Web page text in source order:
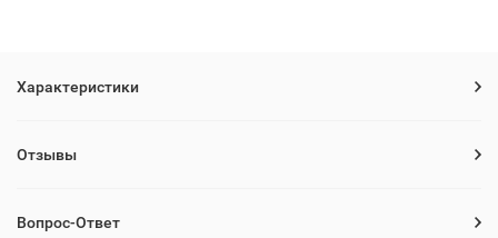
Характеристики
Отзывы
Вопрос-Ответ